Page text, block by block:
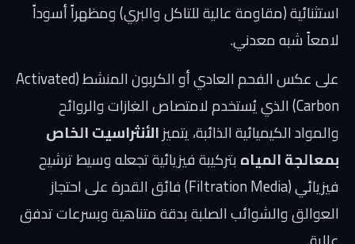
استثنائية (مقاومة عالية للتاكل والبري) ومظهراً أسوداً
لامعاً شبه معدني.
على عكس الفحم العادي أو الكربون المنشط (Activated
Carbon) الذي يُستخدم لامتصاص الغازات والروائح
والمواد الكيميائية الذائبة، يتميزالأنثراسيت الخاص
بمعالجة المياهبتركيبة فيزيائية تجعله وسيط ترشيح
فيزيائي (Filtration Media) فائق القدرة على احتجاز
العوالق والشوائب الصلبة بدقة متناهية وبسرعات تدفق